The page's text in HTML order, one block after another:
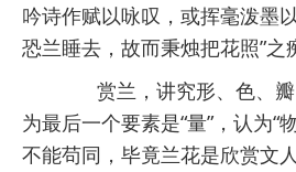
吟诗作赋以咏叹，或挥毫泼墨
恐兰睡去，故而秉烛把花照”之
赏兰，讲究形、色、
为最后一个要素是“量”，认为“
不能苟同，毕竟兰花是欣赏文